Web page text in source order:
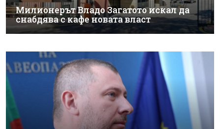
Милионерът Владо Загатото искал да
снабдява с кафе новата власт